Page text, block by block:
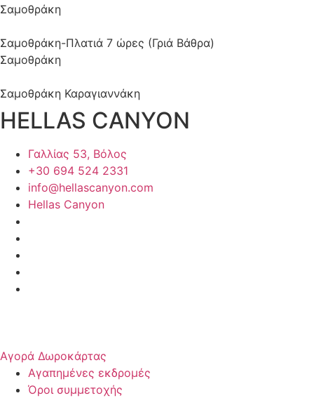
Σαμοθράκη
Σαμοθράκη-Πλατιά 7 ώρες (Γριά Βάθρα)
Σαμοθράκη
Σαμοθράκη Καραγιαννάκη
HELLAS CANYON
Γαλλίας 53, Βόλος
+30 694 524 2331
info@hellascanyon.com
Hellas Canyon
Αγορά Δωροκάρτας
Αγαπημένες εκδρομές
Όροι συμμετοχής